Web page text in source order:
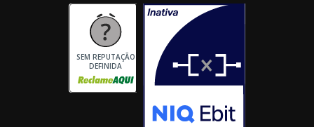
SEM REPUTAÇÃO
DEFINIDA